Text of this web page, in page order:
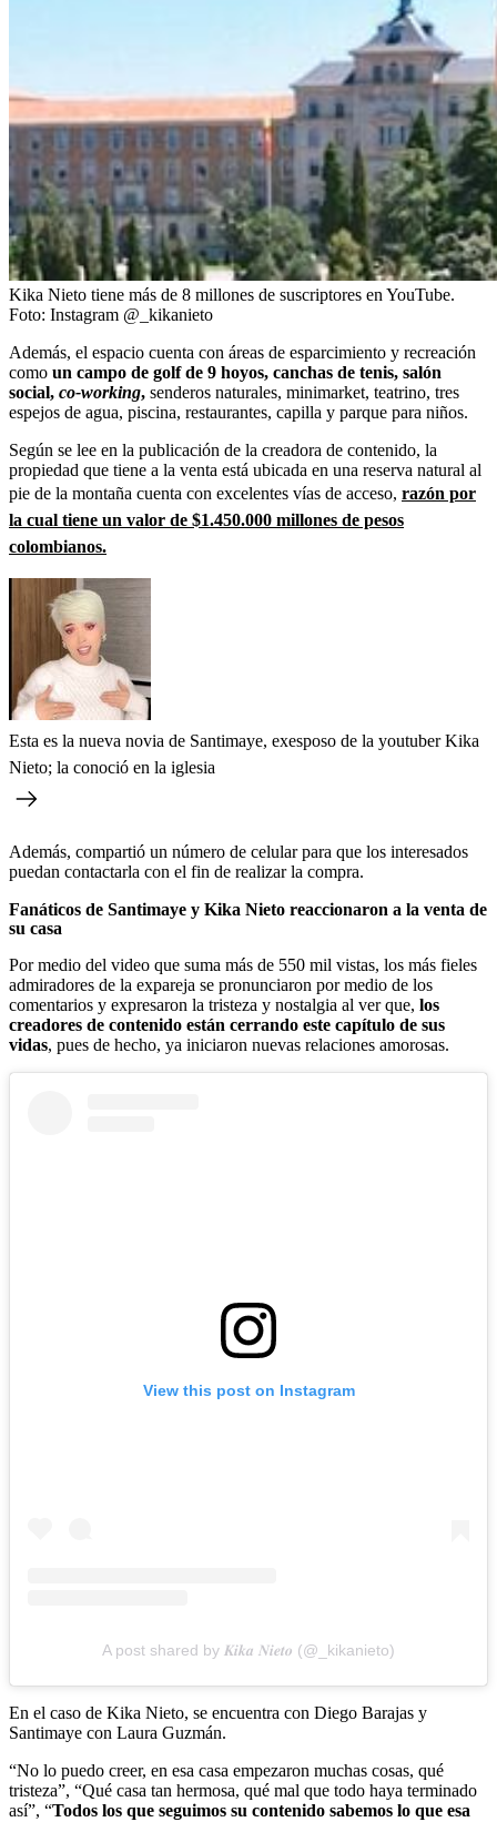
Kika Nieto tiene más de 8 millones de suscriptores en YouTube.
Foto: Instagram @_kikanieto
Además, el espacio cuenta con áreas de esparcimiento y recreación
como un campo de golf de 9 hoyos, canchas de tenis, salón
social, co-working, senderos naturales, minimarket, teatrino, tres
espejos de agua, piscina, restaurantes, capilla y parque para niños.
Según se lee en la publicación de la creadora de contenido, la
propiedad que tiene a la venta está ubicada en una reserva natural al
pie de la montaña cuenta con excelentes vías de acceso, razón por
la cual tiene un valor de $1.450.000 millones de pesos
colombianos.
Esta es la nueva novia de Santimaye, exesposo de la youtuber Kika
Nieto; la conoció en la iglesia
Además, compartió un número de celular para que los interesados
puedan contactarla con el fin de realizar la compra.
Fanáticos de Santimaye y Kika Nieto reaccionaron a la venta de
su casa
Por medio del video que suma más de 550 mil vistas, los más fieles
admiradores de la expareja se pronunciaron por medio de los
comentarios y expresaron la tristeza y nostalgia al ver que, los
creadores de contenido están cerrando este capítulo de sus
vidas, pues de hecho, ya iniciaron nuevas relaciones amorosas.
View this post on Instagram
A post shared by 𝑲𝒊𝒌𝒂 𝑵𝒊𝒆𝒕𝒐 (@_kikanieto)
En el caso de Kika Nieto, se encuentra con Diego Barajas y
Santimaye con Laura Guzmán.
“No lo puedo creer, en esa casa empezaron muchas cosas, qué
tristeza”, “Qué casa tan hermosa, qué mal que todo haya terminado
así”, “Todos los que seguimos su contenido sabemos lo que esa